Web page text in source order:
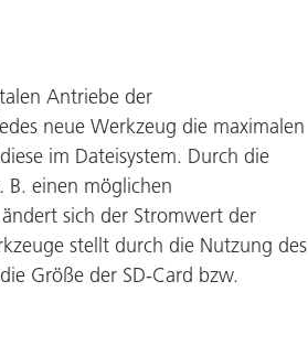
Antriebe der
neue Werkzeug die maximalen
im Dateisystem. Durch die
B. einen möglichen
sich der Stromwert der
stellt durch die Nutzung des
Größe der SD-Card bzw.